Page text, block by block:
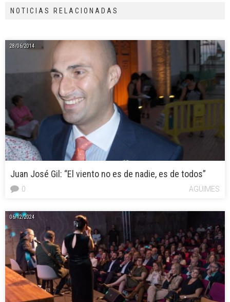
NOTICIAS RELACIONADAS
28/06/2014
Juan José Gil: “El viento no es de nadie, es de todos”
AGÜIMES
0
06/12/2024